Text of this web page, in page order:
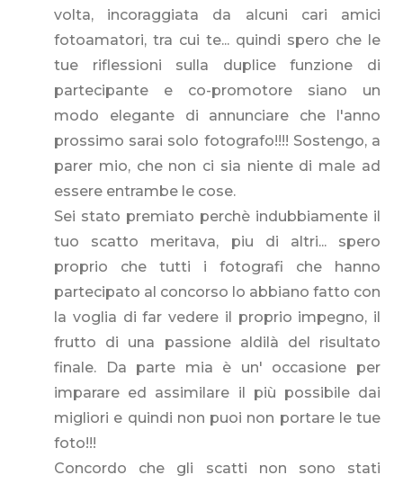
volta, incoraggiata da alcuni cari amici
fotoamatori, tra cui te... quindi spero che le
tue riflessioni sulla duplice funzione di
partecipante e co-promotore siano un
modo elegante di annunciare che l'anno
prossimo sarai solo fotografo!!!! Sostengo, a
parer mio, che non ci sia niente di male ad
essere entrambe le cose.
Sei stato premiato perchè indubbiamente il
tuo scatto meritava, piu di altri... spero
proprio che tutti i fotografi che hanno
partecipato al concorso lo abbiano fatto con
la voglia di far vedere il proprio impegno, il
frutto di una passione aldilà del risultato
finale. Da parte mia è un' occasione per
imparare ed assimilare il più possibile dai
migliori e quindi non puoi non portare le tue
foto!!!
Concordo che gli scatti non sono stati